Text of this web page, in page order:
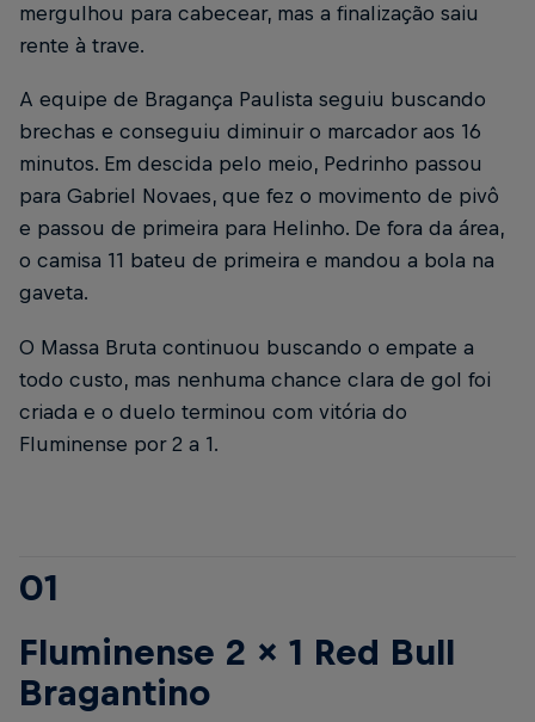
mergulhou para cabecear, mas a finalização saiu
rente à trave.
A equipe de Bragança Paulista seguiu buscando
brechas e conseguiu diminuir o marcador aos 16
minutos. Em descida pelo meio, Pedrinho passou
para Gabriel Novaes, que fez o movimento de pivô
e passou de primeira para Helinho. De fora da área,
o camisa 11 bateu de primeira e mandou a bola na
gaveta.
O Massa Bruta continuou buscando o empate a
todo custo, mas nenhuma chance clara de gol foi
criada e o duelo terminou com vitória do
Fluminense por 2 a 1.
01
Fluminense 2 x 1 Red Bull
Bragantino